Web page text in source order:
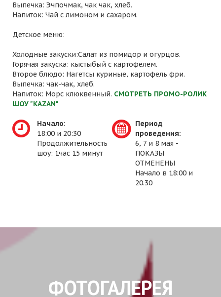
Выпечка: Эчпочмак, чак чак, хлеб.
Напиток: Чай с лимоном и сахаром.
Детское меню:
Холодные закуски:Салат из помидор и огурцов.
Горячая закуска: кыстыбый с картофелем.
Второе блюдо: Нагетсы куриные, картофель фри.
Выпечка: чак-чак, хлеб.
Напиток: Морс клюквенный. СМОТРЕТЬ ПРОМО-РОЛИК
ШОУ "KAZAN"
Начало:
18:00 и 20:30
Продолжительность
шоу: 1час 15 минут
Период
проведения:
6, 7 и 8 мая -
ПОКАЗЫ
ОТМЕНЕНЫ
Начало в 18:00 и
20.30
ФОТОГАЛЕРЕЯ